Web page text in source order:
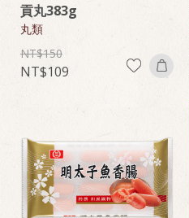
貢丸383g
丸類
150
109